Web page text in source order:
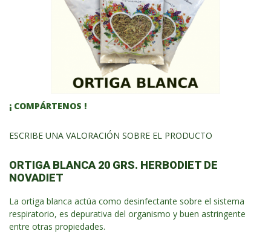
¡ COMPÁRTENOS !
ESCRIBE UNA VALORACIÓN SOBRE EL PRODUCTO
ORTIGA BLANCA 20 GRS. HERBODIET DE
NOVADIET
La ortiga blanca actúa como desinfectante sobre el sistema
respiratorio, es depurativa del organismo y buen astringente
entre otras propiedades.